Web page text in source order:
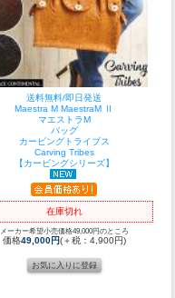
送料無料/即日発送
Maestra M MaestraM Ⅱ
マエストラM
バッグ
カービングトライブス
Carving Tribes
【カービングシリーズ】
在庫切れ
メーカー希望小売価格49,000円のところ
価格49,000円(＋税：4,900円)